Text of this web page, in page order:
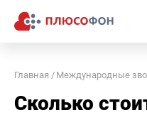
Главная Международные
Сколько